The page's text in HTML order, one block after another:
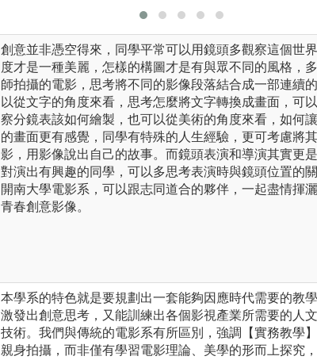
創意並非憑空得來，同學平常可以用鏡頭多觀察這個世
度才是一種美麗，怎樣的構圖才是有與眾不同的風格，
師拍攝的電影，思考將不同的影像段落結合成一部連續
以從文字的角度來看，思考怎麼將文字轉換成畫面，可
察分鏡表該如何繪製，也可以從美術的角度來看，如何
的畫面更有感覺，同學有特殊的人生經驗，更可考慮將
影，用影像說出自己的故事。而鏡頭表演和導演其實更是
對演出有興趣的同學，可以多思考表演時與鏡頭位置的
開南大學電影系，可以跟志同道合的夥伴，一起盡情揮
青春創意影像。
本學系的特色就是要規劃出一套能夠因應時代需要的教
激發出創意思考，又能訓練出各個影視產業所需要的人
技術。我們與傳統的電影系有所區別，強調【實務教學
親身拍攝，而非僅有學習電影理論、美學的形而上探究